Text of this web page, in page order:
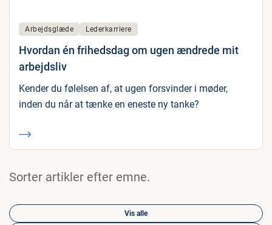
Arbejdsglæde Lederkarriere
Hvordan én frihedsdag om ugen ændrede mit
arbejdsliv
Kender du følelsen af, at ugen forsvinder i møder,
inden du når at tænke en eneste ny tanke?
Sorter artikler efter emne.
Vis alle